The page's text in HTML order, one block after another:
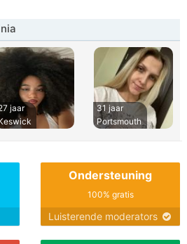
jaar
31 jaar
Portsmouth
Ondersteuning
100% gratis
Luisterende moderators